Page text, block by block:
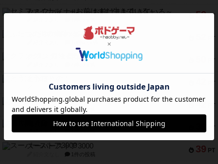
53 PT
セミファイナル ～お前はまだ生きている～
PT
ふたつの街の物語
PT
クランク! ：冒険者たち（拡張）
PT
紹介文なし 1件の投稿
42 PT
スターマイン・ラミー ポケット
紹介文あり 2件の投稿
PT
紹介文あり 1件の投稿
39 PT
スーパーストア3000
1件の投稿